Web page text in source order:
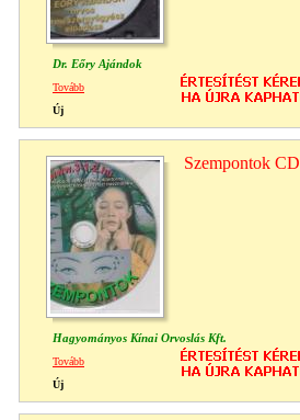
Dr. Eőry Ajándok
Tovább
Új
Szempontok CD
Hagyományos Kínai Orvoslás Kft.
Tovább
Új